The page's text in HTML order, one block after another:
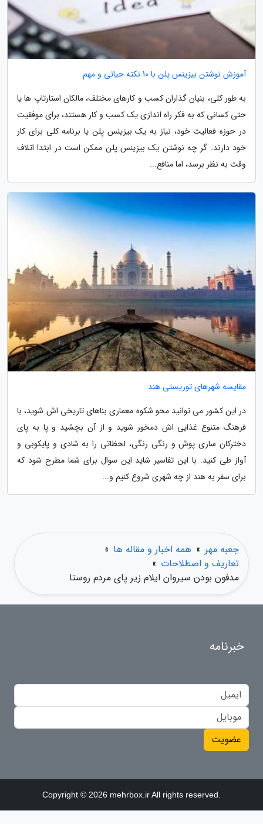
آموزش نوشتن بیزینس پلن با 10 نکته حیاتی و مهم
به طور کلی، بنیان گذاران کسب و کارهای مختلف، مالکان استارتاپ ها یا
حتی کسانی که به فکر راه اندازی یک کسب و کار هستند، برای موفقیت
در حوزه فعالیت خود، نیاز به یک بیزینس پلن یا برنامه کلی برای کار
خود دارند. گر چه نوشتن یک بیزینس پلن ممکن است در ابتدا اتلاف
وقت به نظر برسد، اما منافع...
مقایسه شهرهای توریستی هند
در این کشور می توانید محو شکوه معماری بناهای تاریخی اش شوید، با
فرهنگ متنوع غذایی اش دمخور شوید و از آن بچشید و پا به پای
دخترکان ساری پوش و رنگی رنگی، لحظاتی را به شادی و پایکوبی و
آواز طی کنید. با این تفاسیر شاید این سوال برای شما مطرح شود که
برای سفر به هند از چه شهری شروع کنیم و...
جعبه مهر » همه اخبار و مقاله ها »
تعاریف و اصطلاحات »
مدفون بودن سیروان ایلام زیر پای مردم روستا
خبرنامه
عضویت
Copyright © 2026 mehrbox.ir All rights reserved.